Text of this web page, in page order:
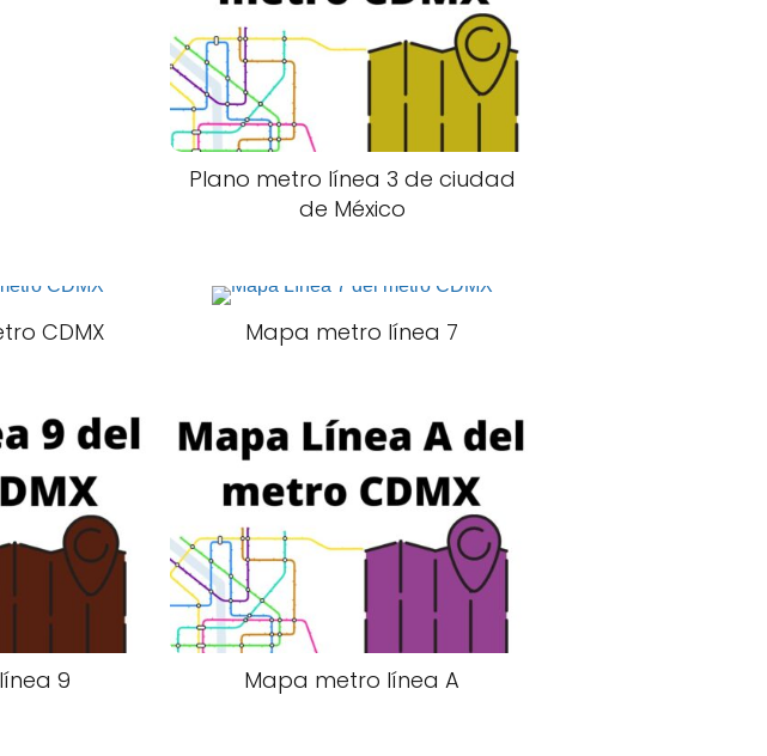
Plano metro línea 3 de ciudad
de México
CDMX Mapa metro línea 7
9 Mapa metro línea A